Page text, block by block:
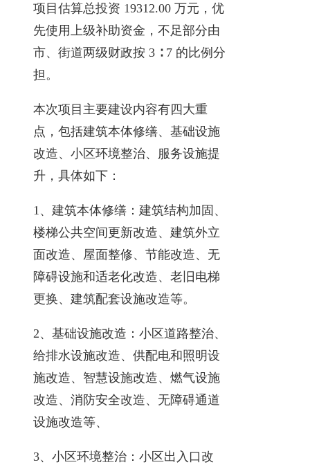
项目估算总投资 19312.00 万元，优
先使用上级补助资金，不足部分由
市、街道两级财政按 3 ∶ 7 的比例分
担。
本次项目主要建设内容有四大重
点，包括建筑本体修缮、基础设施
改造、小区环境整治、服务设施提
升，具体如下：
1、建筑本体修缮：建筑结构加固、
楼梯公共空间更新改造、建筑外立
面改造、屋面整修、节能改造、无
障碍设施和适老化改造、老旧电梯
更换、建筑配套设施改造等。
2、基础设施改造：小区道路整治、
给排水设施改造、供配电和照明设
施改造、智慧设施改造、燃气设施
改造、消防安全改造、无障碍通道
设施改造等、
3、小区环境整治：小区出入口改